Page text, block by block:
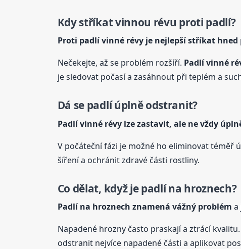
Kdy stříkat vinnou révu proti padlí?
Proti padlívinné révyje nejlepší stříkat hned
Nečekejte, až se problém rozšíří. Padlívinné
je sledovat počasí a zasáhnout při teplém a
Dá se padlí úplně odstranit?
Padlívinné révylze zastavit, ale ne vždy
V počáteční fázi je možné ho eliminovat téměř
šíření a ochránit zdravé části rostliny.
Co dělat, když je padlí na hroznech?
Padlí na hroznech znamená vážný problém a
Napadené hrozny často praskají a ztrácí kvalitu.
odstranit nejvíce napadené části a aplikovat